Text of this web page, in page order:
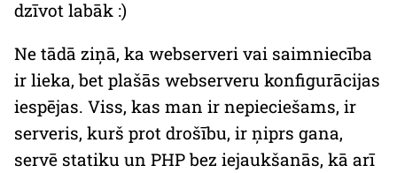
dzīvot labāk :)
Ne tādā ziņā, ka webserveri vai saimniecība
ir lieka, bet plašās webserveru konfigurācijas
iespējas. Viss, kas man ir nepieciešams, ir
serveris, kurš prot drošību, ir ņiprs gana,
servē statiku un PHP bez iejaukšanās, kā arī